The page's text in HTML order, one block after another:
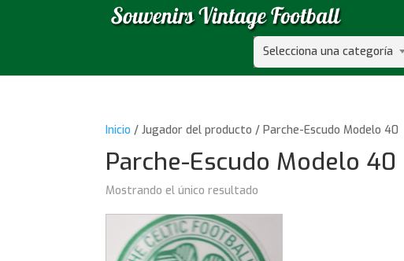
Selecciona una categoría
Inicio / Jugador del producto / Parche-Escudo Modelo 40
Parche-Escudo Modelo 40
Mostrando el único resultado